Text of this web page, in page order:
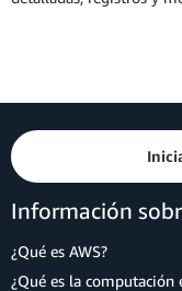
Información
¿Qué es AWS?
¿Qué es la computación